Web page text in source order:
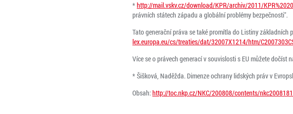
* http://mail.vskv.cz/download/KPR/archiv/2011/
právních státech západu a globální problémy bezpečnosti".
Tato generační práva se také promítla do Listiny základních
lex.europa.eu/cs/treaties/dat/32007X1214/htm/
Více se o právech generací v souvislosti s EU můžete dočíst
* Šišková, Naděžda. Dimenze ochrany lidských práv v
Obsah:http://toc.nkp.cz/NKC/200808/contents/